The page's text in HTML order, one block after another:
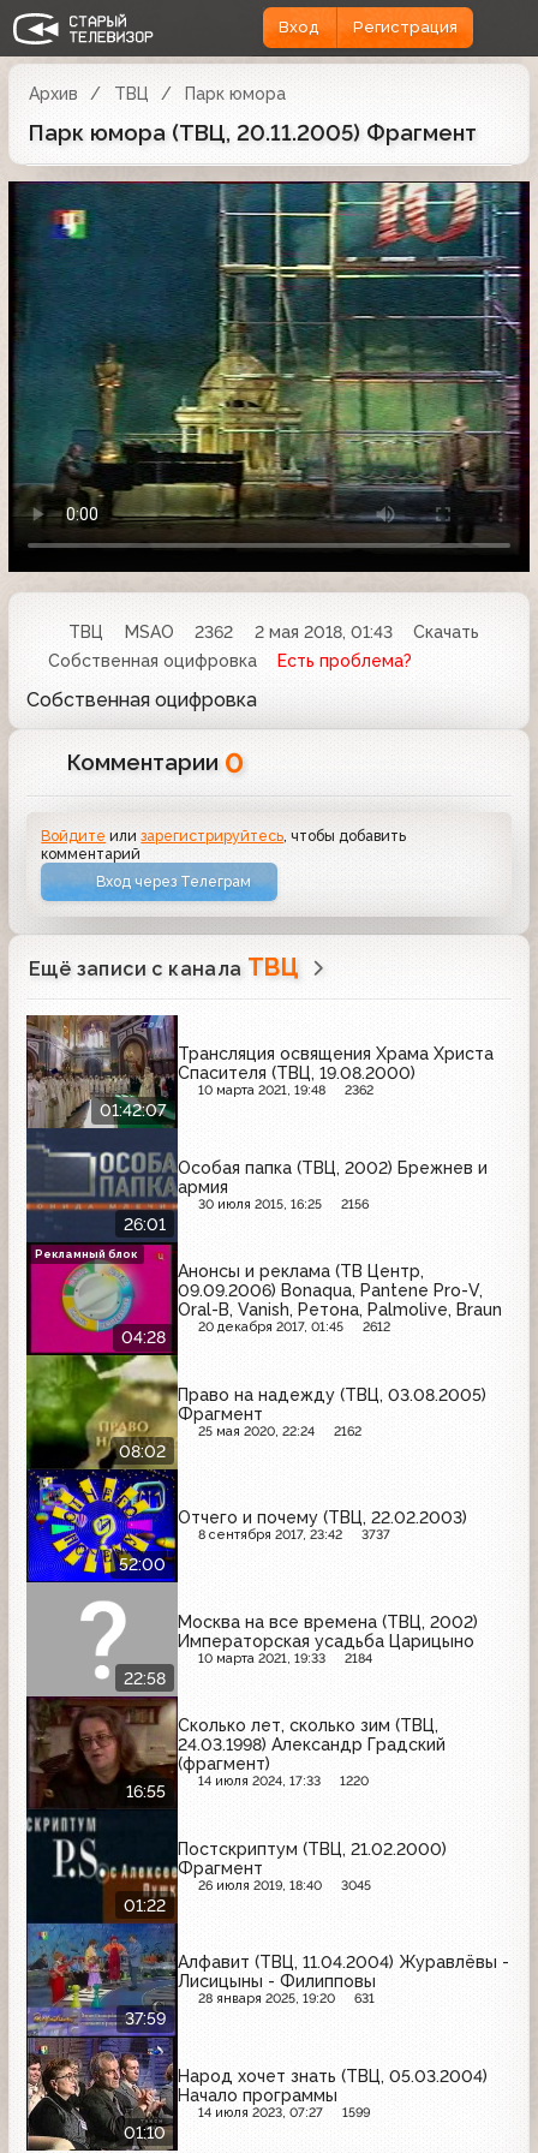
Вход Регистрация
Архив ТВЦ Парк юмора
Парк юмора (ТВЦ, 20.11.2005) Фрагмент
ТВЦ MSAO 2362 2 мая 2018, 01:43
Скачать
Собственная оцифровка
Есть проблема?
Собственная оцифровка
Комментарии 0
Войдите илизарегистрируйтесь, чтобы добавить
комментарий
Вход через Телеграм
Ещё записи с канала ТВЦ
01:42:07
Трансляция освящения Храма Христа
Спасителя (ТВЦ, 19.08.2000)
10 марта 2021, 19:48 2362
26:01
Особая папка (ТВЦ, 2002) Брежнев и
армия
30 июля 2015, 16:25 2156
04:28
Анонсы и реклама (ТВ Центр,
09.09.2006) Bonaqua, Pantene Pro-V,
Oral-B, Vanish, Ретона, Palmolive, Braun
20 декабря 2017, 01:45 2612
Рекламный блок
08:02
Право на надежду (ТВЦ, 03.08.2005)
Фрагмент
25 мая 2020, 22:24 2162
52:00
Отчего и почему (ТВЦ, 22.02.2003)
8 сентября 2017, 23:42 3737
22:58
Москва на все времена (ТВЦ, 2002)
Императорская усадьба Царицыно
10 марта 2021, 19:33 2184
16:55
Сколько лет, сколько зим (ТВЦ,
24.03.1998) Александр Градский
(фрагмент)
14 июля 2024, 17:33 1220
01:22
Постскриптум (ТВЦ, 21.02.2000)
Фрагмент
26 июля 2019, 18:40 3045
37:59
Алфавит (ТВЦ, 11.04.2004) Журавлёвы -
Лисицыны - Филипповы
28 января 2025, 19:20 631
01:10
Народ хочет знать (ТВЦ, 05.03.2004)
Начало программы
14 июля 2023, 07:27 1599